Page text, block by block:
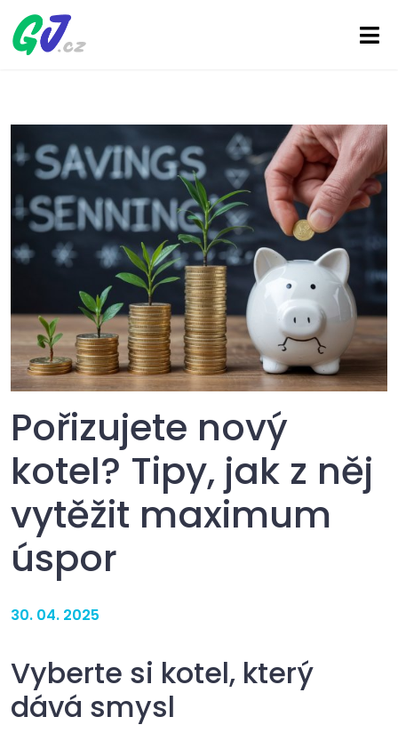
Pořizujete nový
kotel? Tipy, jak z něj
vytěžit maximum
úspor
30. 04. 2025
Vyberte si kotel, který
dává smysl